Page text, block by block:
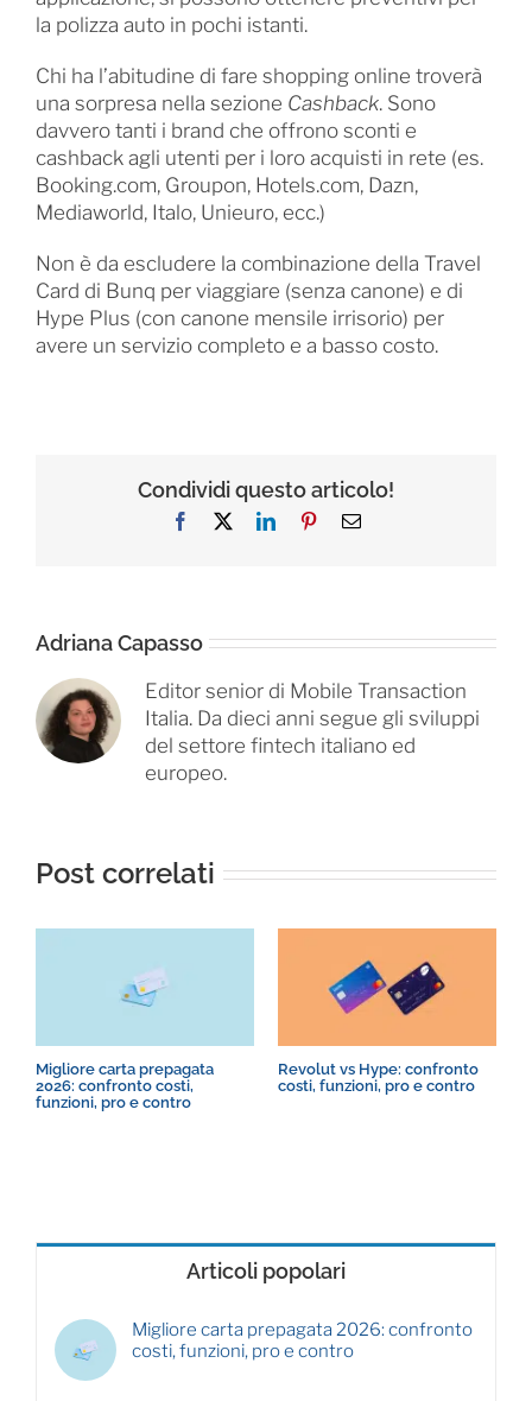
la polizza auto in pochi istanti.
Chi ha l’abitudine di fare shopping online troverà
una sorpresa nella sezione Cashback. Sono
davvero tanti i brand che offrono sconti e
cashback agli utenti per i loro acquisti in rete (es.
Booking.com, Groupon, Hotels.com, Dazn,
Mediaworld, Italo, Unieuro, ecc.)
Non è da escludere la combinazione della Travel
Card di Bunq per viaggiare (senza canone) e di
Hype Plus (con canone mensile irrisorio) per
avere un servizio completo e a basso costo.
Condividi questo articolo!
Facebook LinkedInPinterestEmail
Adriana Capasso
Editor senior di Mobile Transaction
Italia. Da dieci anni segue gli sviluppi
del settore fintech italiano ed
europeo.
Post correlati
Migliore carta prepagata
2026: confronto costi,
funzioni, pro e contro
Revolut vs Hype: confronto
costi, funzioni, pro e contro
Articoli popolari
Migliore carta prepagata 2026: confronto
costi, funzioni, pro e contro